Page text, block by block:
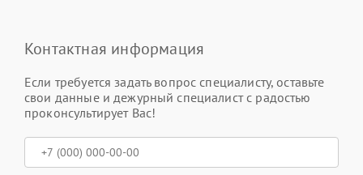
Контактная информация
Если требуется задать вопрос специалисту, оставьте
свои данные и дежурный специалист с радостью
проконсультирует Вас!